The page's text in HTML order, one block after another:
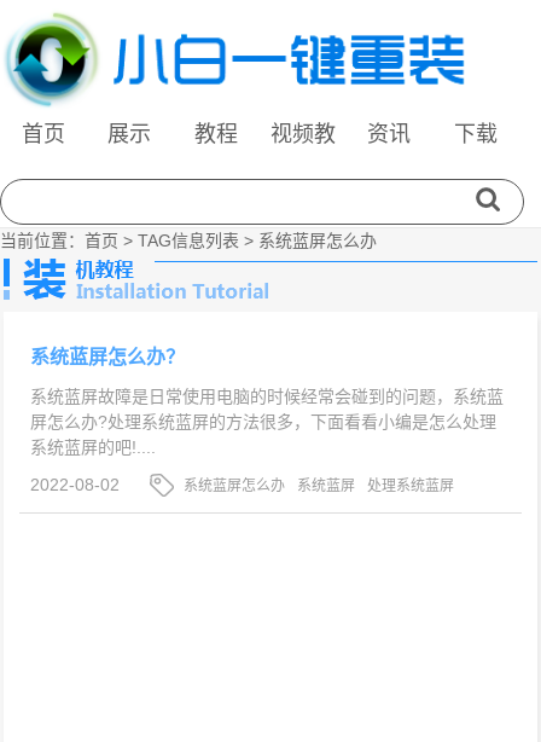
首页 展示 教程
视频教
资讯 下载
当前位置： 首页 > TAG信息列表 > 系统蓝屏怎么办
系统蓝屏怎么办？
系统蓝屏故障是日常使用电脑的时候经常会碰到的问题，系统蓝
屏怎么办?处理系统蓝屏的方法很多，下面看看小编是怎么处理
系统蓝屏的吧!....
2022-08-02
系统蓝屏怎么办 系统蓝屏 处理系统蓝屏